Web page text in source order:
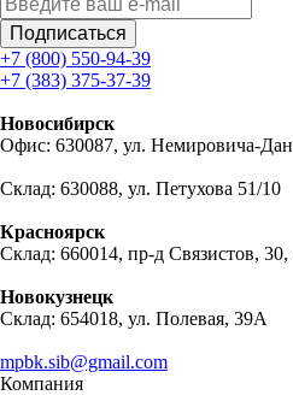
Подписаться
+7 (800) 550-94-39
+7 (383) 375-37-39
Новосибирск
Офис: 630087, ул. Немировича-
Склад: 630088, ул. Петухова 51/10
Красноярск
Склад: 660014, пр-д Связистов, 30,
Новокузнецк
Склад: 654018, ул. Полевая, 39А
mpbk.sib@gmail.com
Компания